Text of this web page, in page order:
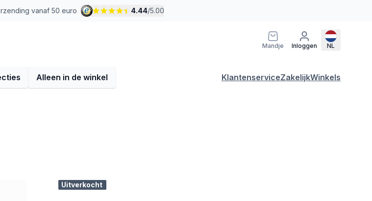
vanaf 50 euro 4.44/5.00
Mandje Inloggen NL
Alleen in de winkel KlantenserviceZakelijkWinkels
Uitverkocht